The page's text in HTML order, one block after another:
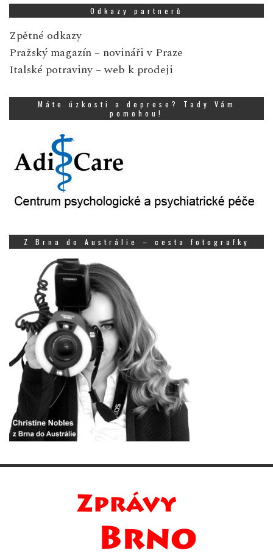
Odkazy partnerů
Zpětné odkazy
Pražský magazín – novináři v Praze
Italské potraviny – web k prodeji
Máte úzkosti a deprese? Tady Vám
pomohou!
Z Brna do Austrálie – cesta fotografky